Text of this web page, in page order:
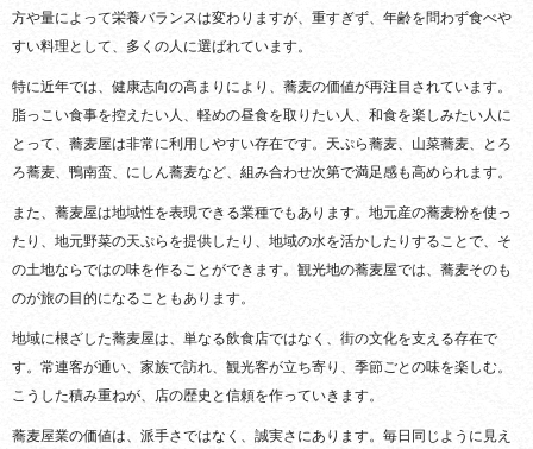
方や量によって栄養バランスは変わりますが、重すぎず、年齢を問わず食べや
すい料理として、多くの人に選ばれています。
特に近年では、健康志向の高まりにより、蕎麦の価値が再注目されています。
脂っこい食事を控えたい人、軽めの昼食を取りたい人、和食を楽しみたい人に
とって、蕎麦屋は非常に利用しやすい存在です。天ぷら蕎麦、山菜蕎麦、とろ
ろ蕎麦、鴨南蛮、にしん蕎麦など、組み合わせ次第で満足感も高められます。
また、蕎麦屋は地域性を表現できる業種でもあります。地元産の蕎麦粉を使っ
たり、地元野菜の天ぷらを提供したり、地域の水を活かしたりすることで、そ
の土地ならではの味を作ることができます。観光地の蕎麦屋では、蕎麦そのも
のが旅の目的になることもあります。
地域に根ざした蕎麦屋は、単なる飲食店ではなく、街の文化を支える存在で
す。常連客が通い、家族で訪れ、観光客が立ち寄り、季節ごとの味を楽しむ。
こうした積み重ねが、店の歴史と信頼を作っていきます。
蕎麦屋業の価値は、派手さではなく、誠実さにあります。毎日同じように見え